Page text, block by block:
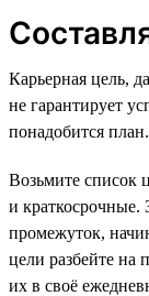
Карьерная цель,
не гарантирует
понадобится план.
Возьмите список
и краткосрочные.
промежуток,
цели разбейте на
их в своё